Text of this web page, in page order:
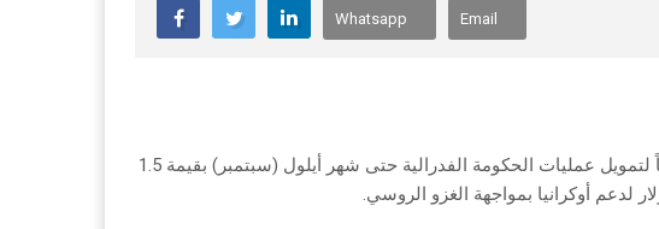
Whatsapp Email
وقّع الرئيس الأميركي جو بايدن، الأسبوع الماضي، قانوناً لتمويل عمليات الحكومة الفدرالية حتى شهر أيلول (سبتمبر) بقيمة 1.5